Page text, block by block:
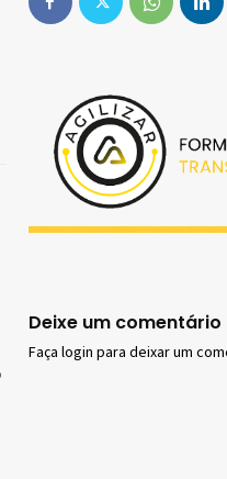
Deixe um comentário
Faça login para deixar um